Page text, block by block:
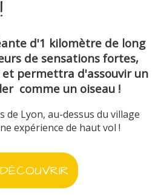
d'1 kilomètre de long
de sensations fortes,
et permettra d'assouvir un
comme un oiseau !
de Lyon, au-dessus du village
expérience de haut vol !